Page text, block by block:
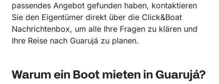
passendes Angebot gefunden haben, kontaktieren
Sie den Eigentümer direkt über die Click&Boat
Nachrichtenbox, um alle Ihre Fragen zu klären und
Ihre Reise nach Guarujá zu planen.
Warum ein Boot mieten in Guarujá?